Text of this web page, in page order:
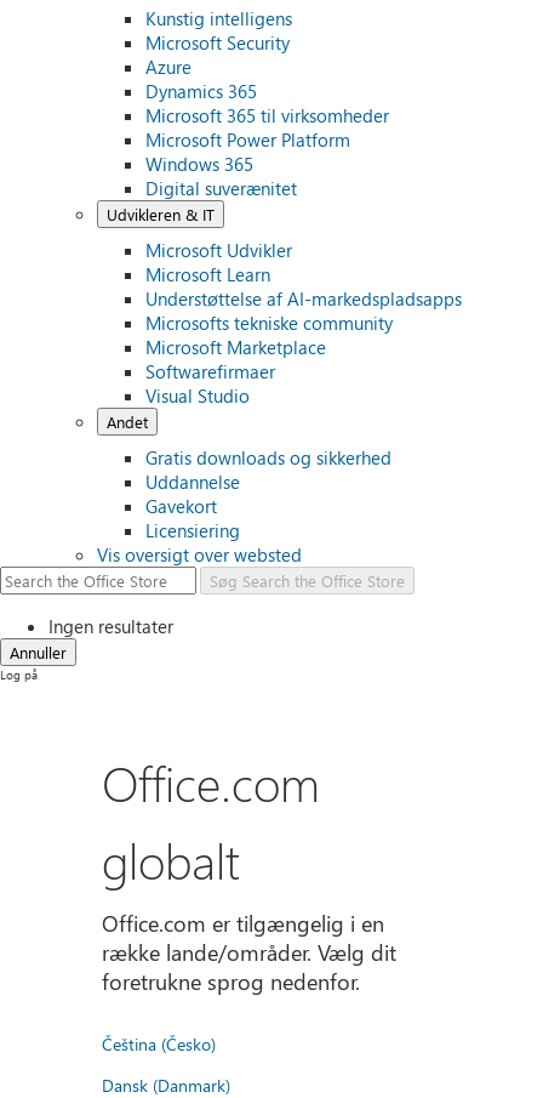
Kunstig intelligens
Microsoft Security
Azure
Dynamics 365
Microsoft 365 til virksomheder
Microsoft Power Platform
Windows 365
Digital suverænitet
Udvikleren & IT
Microsoft Udvikler
Microsoft Learn
Understøttelse af AI-markedspladsapps
Microsofts tekniske community
Microsoft Marketplace
Softwarefirmaer
Visual Studio
Andet
Gratis downloads og sikkerhed
Uddannelse
Gavekort
Licensiering
Vis oversigt over websted
Søg Search the Office Store
Ingen resultater
Annuller
Log på
Office.com
globalt
Office.com er tilgængelig i en
række lande/områder. Vælg dit
foretrukne sprog nedenfor.
Čeština (Česko)
Dansk (Danmark)